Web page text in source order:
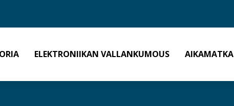
ELEKTRONIIKAN VALLANKUMOUS AIKAMATKA